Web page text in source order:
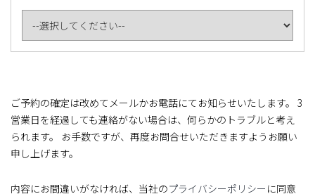
ご予約の確定は改めてメールかお電話にてお知らせいたします。 3
営業日を経過しても連絡がない場合は、何らかのトラブルと考え
られます。 お手数ですが、再度お問合せいただきますようお願い
申し上げます。
内容にお間違いがなければ、当社のプライバシーポリシー に同意